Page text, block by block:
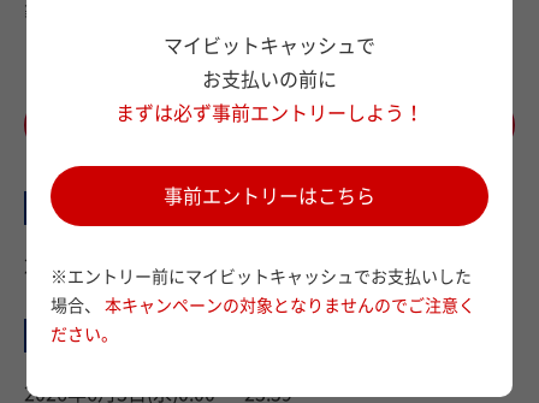
象ご利用期間となる2026年6月3日、13日、23日の合計で10,000
事前エントリーはこちら
エントリー期間
2026年6月1日(月)12:00 ～ 2026年6月23日(月)23:59
対象ご利用期間
2026年6月3日(水)0:00 ～ 23:59
マイビットキャッシュで
お支払いの前に
まずは必ず事前エントリーしよう！
事前エントリーはこちら
※エントリー前にマイビットキャッシュでお支払いした
場合、本キャンペーンの対象となりませんのでご注意く
ださい。